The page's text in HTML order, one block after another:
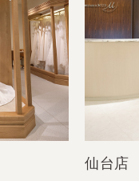
仙台店